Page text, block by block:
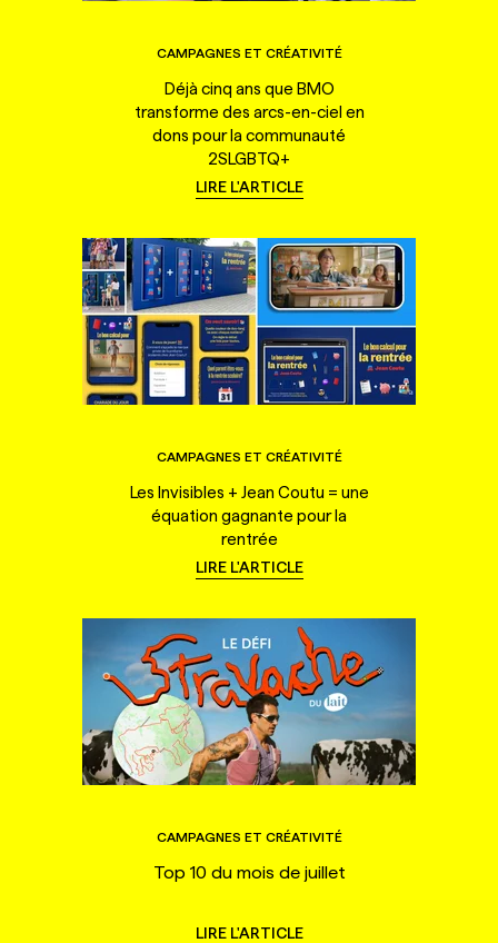
CAMPAGNES ET CRÉATIVITÉ
Déjà cinq ans que BMO
transforme des arcs-en-ciel en
dons pour la communauté
2SLGBTQ+
LIRE L'ARTICLE
CAMPAGNES ET CRÉATIVITÉ
Les Invisibles + Jean Coutu = une
équation gagnante pour la
rentrée
LIRE L'ARTICLE
CAMPAGNES ET CRÉATIVITÉ
Top 10 du mois de juillet
LIRE L'ARTICLE